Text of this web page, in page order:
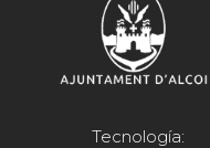
Tecnología: